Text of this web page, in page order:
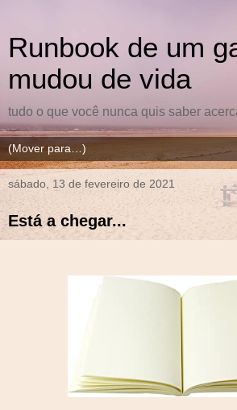
Runbook de um
mudou de vida
tudo o que você nunca quis saber
sábado, 13 de fevereiro de 2021
Está a chegar...